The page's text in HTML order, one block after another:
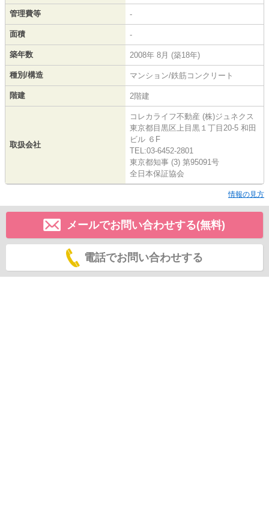
管理費等 -
面積 -
築年数 2008年 8月 (築18年)
種別/構造 マンション/鉄筋コンクリート
階建 2階建
取扱会社
コレカライフ不動産 (株)ジュネクス
東京都目黒区上目黒１丁目20-5 和田
ビル ６F
TEL:03-6452-2801
東京都知事 (3) 第95091号
全日本保証協会
情報の見方
メールでお問い合わせする(無料)
電話でお問い合わせする